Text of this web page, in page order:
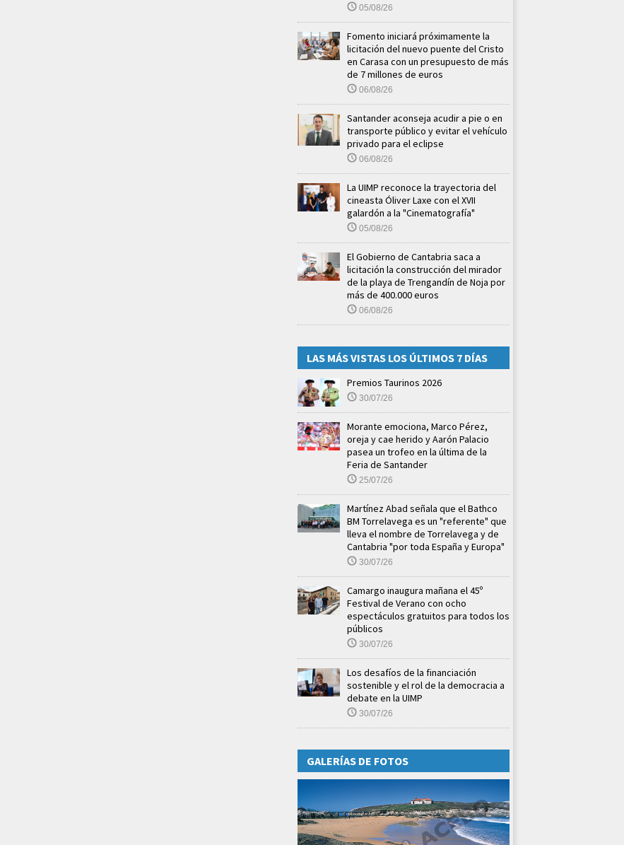
05/08/26
Fomento iniciará próximamente la
licitación del nuevo puente del Cristo
en Carasa con un presupuesto de más
de 7 millones de euros
06/08/26
Santander aconseja acudir a pie o en
transporte público y evitar el vehículo
privado para el eclipse
06/08/26
La UIMP reconoce la trayectoria del
cineasta Óliver Laxe con el XVII
galardón a la "Cinematografía"
05/08/26
El Gobierno de Cantabria saca a
licitación la construcción del mirador
de la playa de Trengandín de Noja por
más de 400.000 euros
06/08/26
LAS MÁS VISTAS LOS ÚLTIMOS 7 DÍAS
Premios Taurinos 2026
30/07/26
Morante emociona, Marco Pérez,
oreja y cae herido y Aarón Palacio
pasea un trofeo en la última de la
Feria de Santander
25/07/26
Martínez Abad señala que el Bathco
BM Torrelavega es un "referente" que
lleva el nombre de Torrelavega y de
Cantabria "por toda España y Europa"
30/07/26
Camargo inaugura mañana el 45º
Festival de Verano con ocho
espectáculos gratuitos para todos los
públicos
30/07/26
Los desafíos de la financiación
sostenible y el rol de la democracia a
debate en la UIMP
30/07/26
GALERÍAS DE FOTOS